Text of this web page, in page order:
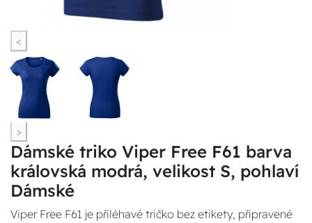
<
>
Dámské triko Viper Free F61 barva
královská modrá, velikost S, pohlaví
Dámské
Viper Free F61 je přiléhavé tričko bez etikety, připravené